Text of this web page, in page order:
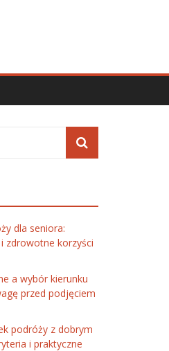
dla seniora:
zdrowotne korzyści
a wybór kierunku
przed podjęciem
podróży z dobrym
i praktyczne